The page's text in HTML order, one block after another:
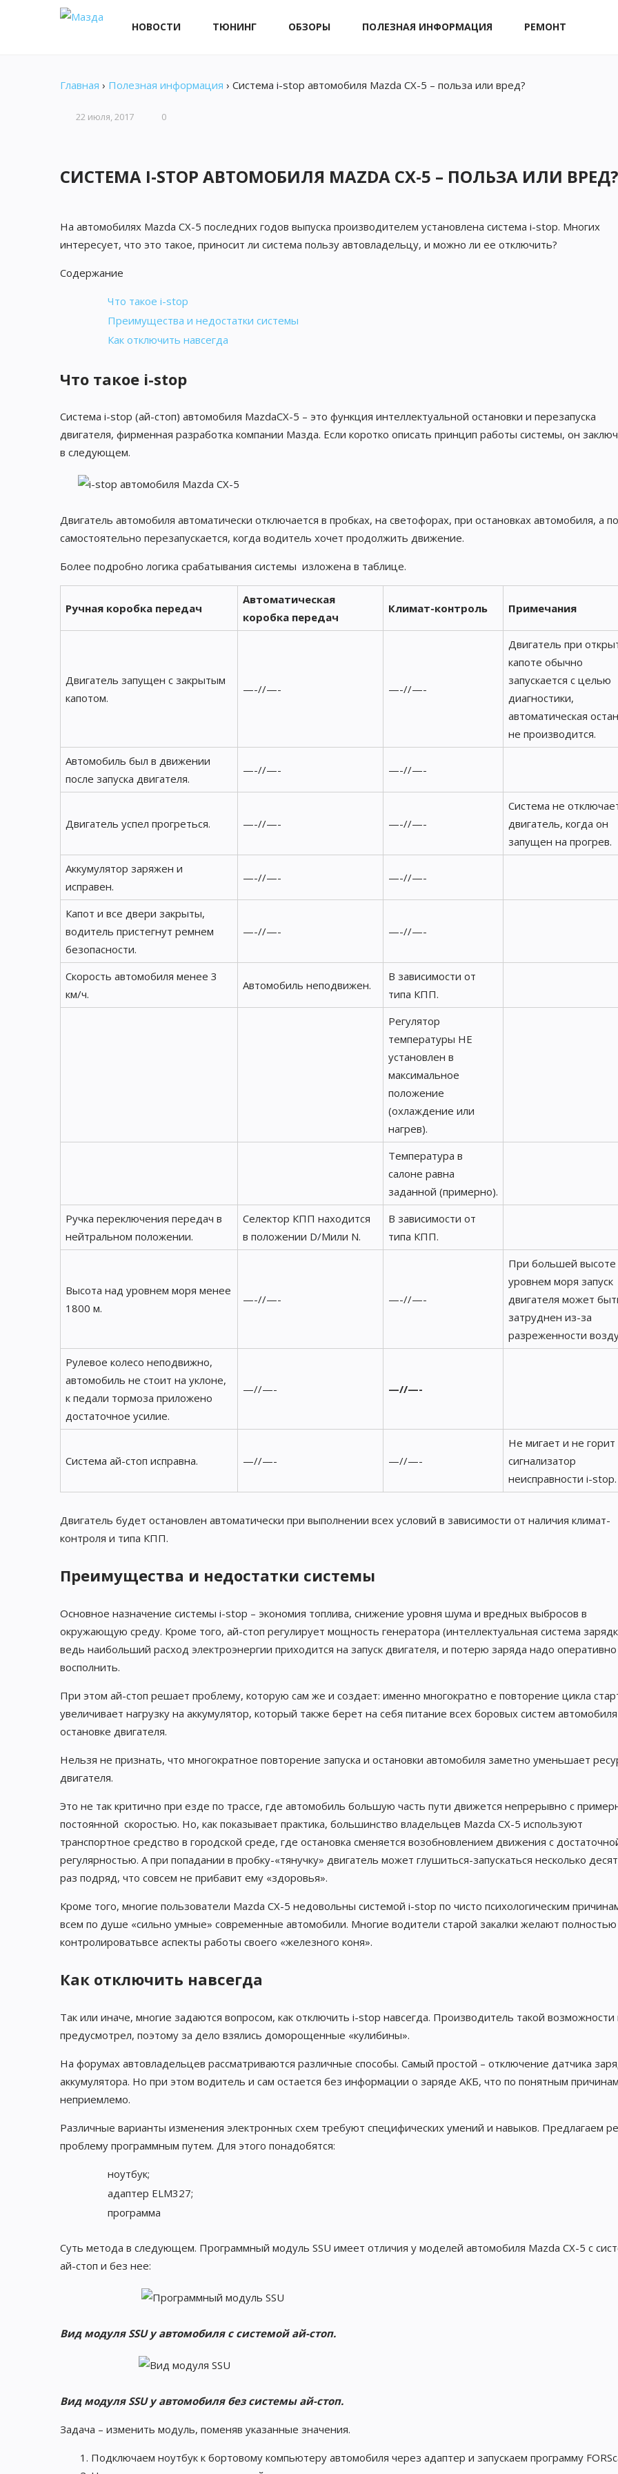
НОВОСТИ ТЮНИНГ ОБЗОРЫ ПОЛЕЗНАЯ ИНФОРМАЦИЯ РЕМОНТ
Главная › Полезная информация › Система i-stop автомобиля Mazda CX-5 – польза или вред?
22 июля, 2017 0
СИСТЕМА I-STOP АВТОМОБИЛЯ MAZDA CX-5 – ПОЛЬЗА ИЛИ ВРЕД?
На автомобилях Mazda CX-5 последних годов выпуска производителем установлена система i-stop. Многих
интересует, что это такое, приносит ли система пользу автовладельцу, и можно ли ее отключить?
Содержание
Что такое i-stop
Преимущества и недостатки системы
Как отключить навсегда
Что такое i-stop
Система i-stop (ай-стоп) автомобиля MazdaCX-5 – это функция интеллектуальной остановки и перезапуска
двигателя, фирменная разработка компании Мазда. Если коротко описать принцип работы системы, он
в следующем.
Двигатель автомобиля автоматически отключается в пробках, на светофорах, при остановках автомобиля, а
самостоятельно перезапускается, когда водитель хочет продолжить движение.
Более подробно логика срабатывания системы изложена в таблице.
Ручная коробка передач
Автоматическая
коробка передач
Климат-контроль Примечания
Двигатель запущен с закрытым
капотом.
—-//—- —-//—-
Двигатель при
капоте обычно
запускается с целью
диагностики,
автоматическая
не производится.
Автомобиль был в движении
после запуска двигателя.
—-//—- —-//—-
Двигатель успел прогреться. —-//—- —-//—-
Система не
двигатель, когда он
запущен на прогрев.
Аккумулятор заряжен и
исправен.
—-//—- —-//—-
Капот и все двери закрыты,
водитель пристегнут ремнем
безопасности.
—-//—- —-//—-
Скорость автомобиля менее 3
км/ч.
Автомобиль неподвижен.
В зависимости от
типа КПП.
Регулятор
температуры НЕ
установлен в
максимальное
положение
(охлаждение или
нагрев).
Температура в
салоне равна
заданной (примерно).
Ручка переключения передач в
нейтральном положении.
Селектор КПП находится
в положении D/Mили N.
В зависимости от
типа КПП.
Высота над уровнем моря менее
1800 м.
—-//—- —-//—-
При большей высоте
уровнем моря запуск
двигателя может
затруднен из-за
разреженности
Рулевое колесо неподвижно,
автомобиль не стоит на уклоне,
к педали тормоза приложено
достаточное усилие.
—//—- —//—-
Система ай-стоп исправна. —//—- —//—-
Не мигает и не горит
сигнализатор
неисправности i-stop.
Двигатель будет остановлен автоматически при выполнении всех условий в зависимости от наличия климат-
контроля и типа КПП.
Преимущества и недостатки системы
Основное назначение системы i-stop – экономия топлива, снижение уровня шума и вредных выбросов в
окружающую среду. Кроме того, ай-стоп регулирует мощность генератора (интеллектуальная система
ведь наибольший расход электроэнергии приходится на запуск двигателя, и потерю заряда надо оперативно
восполнить.
При этом ай-стоп решает проблему, которую сам же и создает: именно многократно е повторение цикла
увеличивает нагрузку на аккумулятор, который также берет на себя питание всех боровых систем
остановке двигателя.
Нельзя не признать, что многократное повторение запуска и остановки автомобиля заметно уменьшает
двигателя.
Это не так критично при езде по трассе, где автомобиль большую часть пути движется непрерывно с
постоянной скоростью. Но, как показывает практика, большинство владельцев Mazda CX-5 используют
транспортное средство в городской среде, где остановка сменяется возобновлением движения с
регулярностью. А при попадании в пробку-«тянучку» двигатель может глушиться-запускаться несколько
раз подряд, что совсем не прибавит ему «здоровья».
Кроме того, многие пользователи Mazda CX-5 недовольны системой i-stop по чисто психологическим
всем по душе «сильно умные» современные автомобили. Многие водители старой закалки желают полностью
контролироватьвсе аспекты работы своего «железного коня».
Как отключить навсегда
Так или иначе, многие задаются вопросом, как отключить i-stop навсегда. Производитель такой возможности
предусмотрел, поэтому за дело взялись доморощенные «кулибины».
На форумах автовладельцев рассматриваются различные способы. Самый простой – отключение датчика
аккумулятора. Но при этом водитель и сам остается без информации о заряде АКБ, что по понятным причинам
неприемлемо.
Различные варианты изменения электронных схем требуют специфических умений и навыков. Предлагаем
проблему программным путем. Для этого понадобятся:
ноутбук;
адаптер ELM327;
программа
Суть метода в следующем. Программный модуль SSU имеет отличия у моделей автомобиля Mazda CX-5 с
ай-стоп и без нее:
Вид модуля SSU у автомобиля с системой ай-стоп.
Вид модуля SSU у автомобиля без системы ай-стоп.
Задача – изменить модуль, поменяв указанные значения.
Подключаем ноутбук к бортовому компьютеру автомобиля через адаптер и запускаем программу